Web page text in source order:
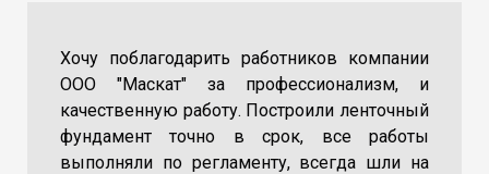
Хочу поблагодарить работников компании
ООО "Маскат" за профессионализм, и
качественную работу. Построили ленточный
фундамент точно в срок, все работы
выполняли по регламенту, всегда шли на